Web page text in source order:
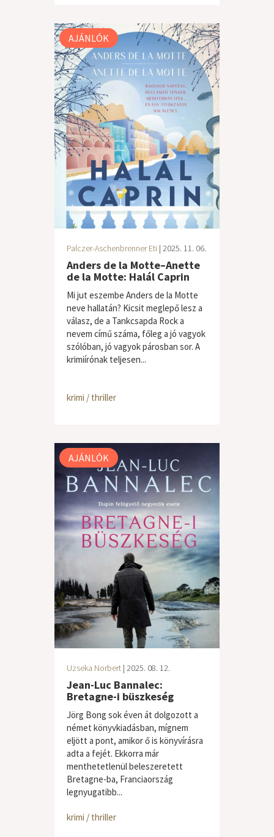
AJÁNLÓK
Palczer-Aschenbrenner Eti | 2025. 11. 06.
Anders de la Motte–Anette
de la Motte: Halál Caprin
Mi jut eszembe Anders de la Motte
neve hallatán? Kicsit meglepő lesz a
válasz, de a Tankcsapda Rock a
nevem című száma, főleg a jó vagyok
szólóban, jó vagyok párosban sor. A
krimiírónak teljesen...
krimi / thriller
AJÁNLÓK
Uzseka Norbert | 2025. 08. 12.
Jean-Luc Bannalec:
Bretagne-i büszkeség
Jörg Bong sok éven át dolgozott a
német könyvkiadásban, mígnem
eljött a pont, amikor ő is könyvírásra
adta a fejét. Ekkorra már
menthetetlenül beleszeretett
Bretagne-ba, Franciaország
legnyugatibb...
krimi / thriller